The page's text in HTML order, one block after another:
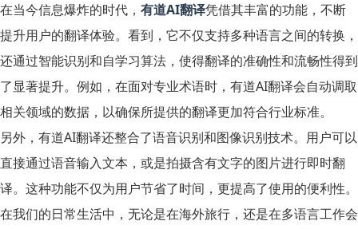
在当今信息爆炸的时代， 有道AI翻译凭借其丰富的功能，不断
提升用户的翻译体验。看到，它不仅支持多种语言之间的转换，
还通过智能识别和自学习算法，使得翻译的准确性和流畅性得到
了显著提升。例如，在面对专业术语时，有道AI翻译会自动调取
相关领域的数据，以确保所提供的翻译更加符合行业标准。
另外，有道AI翻译还整合了语音识别和图像识别技术。用户可以
直接通过语音输入文本，或是拍摄含有文字的图片进行即时翻
译。这种功能不仅为用户节省了时间，更提高了使用的便利性。
在我们的日常生活中，无论是在海外旅行，还是在多语言工作会